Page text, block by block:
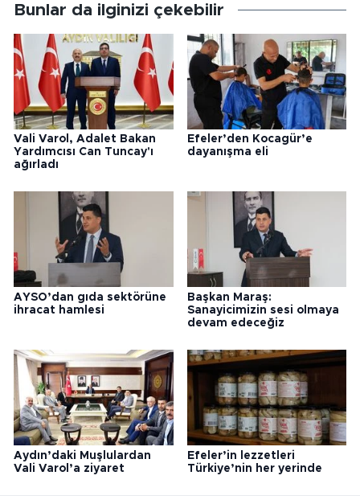
Bunlar da ilginizi çekebilir
Vali Varol, Adalet Bakan
Yardımcısı Can Tuncay'ı
ağırladı
Efeler’den Kocagür’e
dayanışma eli
AYSO’dan gıda sektörüne
ihracat hamlesi
Başkan Maraş:
Sanayicimizin sesi olmaya
devam edeceğiz
Aydın’daki Muşlulardan
Vali Varol’a ziyaret
Efeler’in lezzetleri
Türkiye’nin her yerinde